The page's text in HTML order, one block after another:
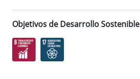
Objetivos de Desarrollo Sostenible